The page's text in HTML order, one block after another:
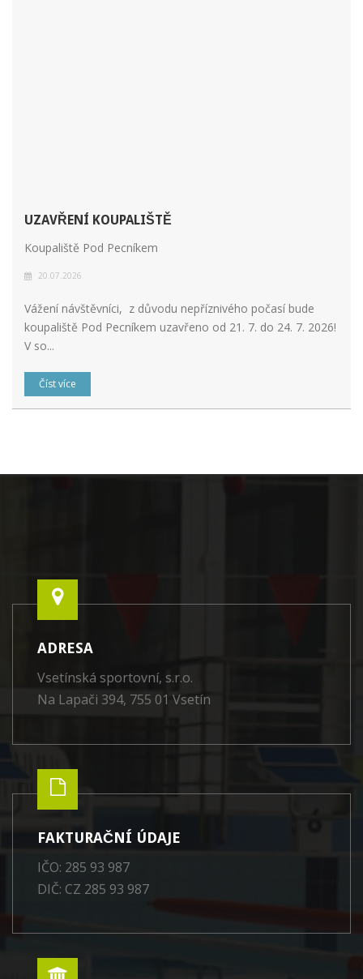
UZAVŘENÍ KOUPALIŠTĚ
Koupaliště Pod Pecníkem
20.07.2026
Vážení návštěvníci, z důvodu nepříznivého počasí bude
koupaliště Pod Pecníkem uzavřeno od 21. 7. do 24. 7. 2026!
V so...
Číst více
ADRESA
Vsetínská sportovní, s.r.o.
Na Lapači 394, 755 01 Vsetín
FAKTURAČNÍ ÚDAJE
IČO: 285 93 987
DIČ: CZ 285 93 987